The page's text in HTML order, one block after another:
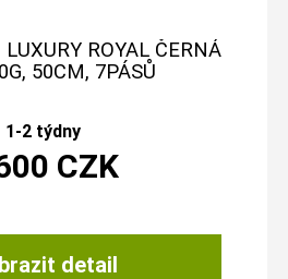
ROYAL ČERNÁ
50CM, 7PÁSŮ
1-2 týdny
detail
CZK